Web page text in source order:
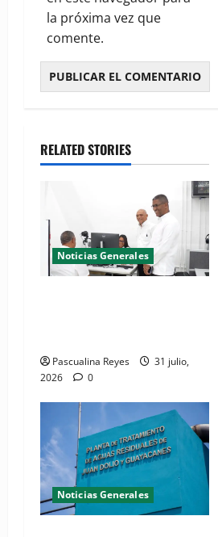
la próxima vez que
comente.
RELATED STORIES
Noticias Generales
Pascualina Reyes
31 julio,
2026
0
Noticias Generales